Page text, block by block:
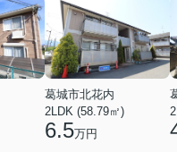
葛城市北花内
2LDK (58.79㎡)
6.5万円